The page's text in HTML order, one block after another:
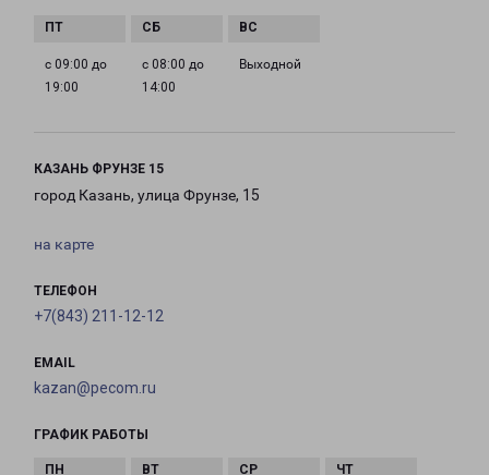
с 09:00 до
19:00
с 08:00 до
14:00
Выходной
КАЗАНЬ ФРУНЗЕ 15
город Казань, улица Фрунзе, 15
на карте
ТЕЛЕФОН
+7(843) 211-12-12
EMAIL
kazan@pecom.ru
ГРАФИК РАБОТЫ